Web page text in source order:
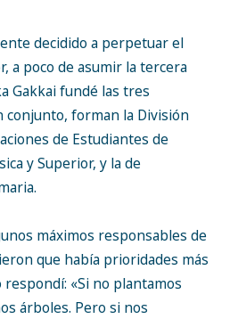
decidido a perpetuar el
a poco de asumir la tercera
Gakkai fundé las tres
conjunto, forman la División
de Estudiantes de
y Superior, y la de
máximos responsables de
que había prioridades más
«Si no plantamos
árboles. Pero si nos